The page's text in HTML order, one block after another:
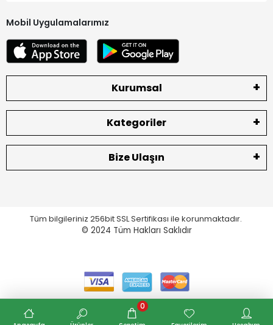
Mobil Uygulamalarımız
Kurumsal
Kategoriler
Bize Ulaşın
Tüm bilgileriniz 256bit SSL Sertifikası ile korunmaktadır.
© 2024 Tüm Hakları Saklıdır
0